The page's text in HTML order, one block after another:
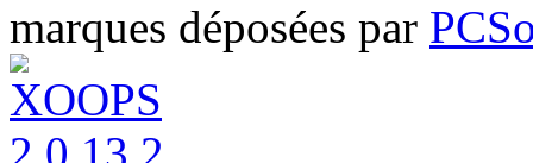
marques déposées par